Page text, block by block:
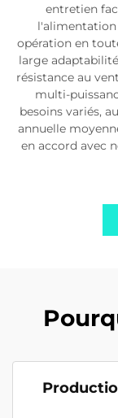
entretien
l'alimentation
opération en
large
résistance au
multi-
besoins variés,
annuelle
en accord avec